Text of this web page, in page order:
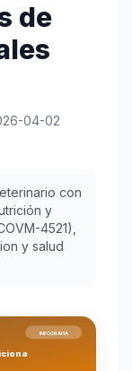
de
04-02
con
y
4521),
y salud
INFOGRAFIA